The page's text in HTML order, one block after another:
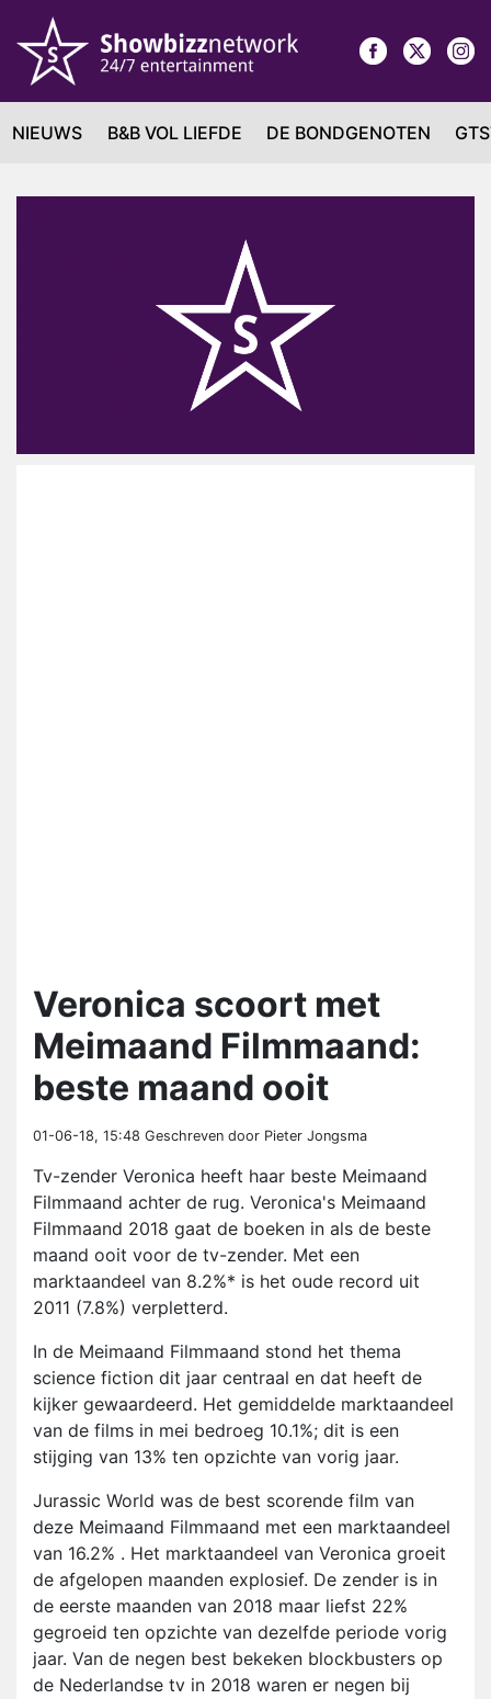
NIEUWS B&B VOL LIEFDE DE BONDGENOTEN
Veronica scoort met
Meimaand Filmmaand:
beste maand ooit
01-06-18, 15:48 Geschreven door Pieter Jongsma
Tv-zender Veronica heeft haar beste Meimaand
Filmmaand achter de rug. Veronica's Meimaand
Filmmaand 2018 gaat de boeken in als de beste
maand ooit voor de tv-zender. Met een
marktaandeel van 8.2%* is het oude record uit
2011 (7.8%) verpletterd.
In de Meimaand Filmmaand stond het thema
science fiction dit jaar centraal en dat heeft de
kijker gewaardeerd. Het gemiddelde marktaandeel
van de films in mei bedroeg 10.1%; dit is een
stijging van 13% ten opzichte van vorig jaar.
Jurassic World was de best scorende film van
deze Meimaand Filmmaand met een marktaandeel
van 16.2% . Het marktaandeel van Veronica groeit
de afgelopen maanden explosief. De zender is in
de eerste maanden van 2018 maar liefst 22%
gegroeid ten opzichte van dezelfde periode vorig
jaar. Van de negen best bekeken blockbusters op
de Nederlandse tv in 2018 waren er negen bij